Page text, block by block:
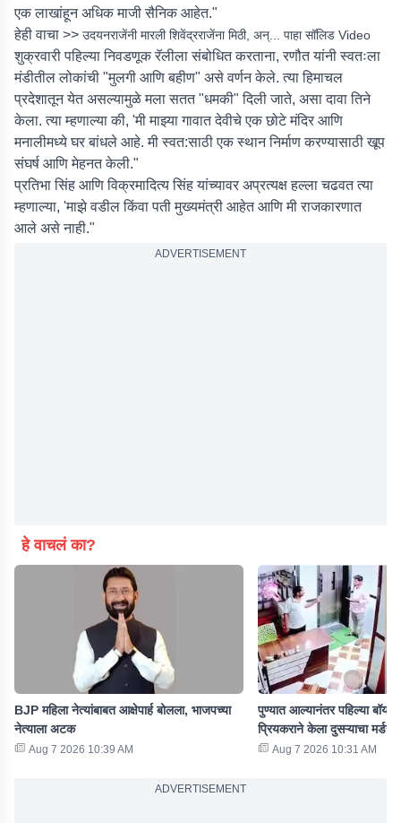
एक लाखांहून अधिक माजी सैनिक आहेत."
हेही वाचा >> उदयनराजेंनी मारली शिवेंद्रराजेंना मिठी, अन्... पाहा सॉलिड Video
शुक्रवारी पहिल्या निवडणूक रॅलीला संबोधित करताना, रणौत यांनी स्वतःला
मंडीतील लोकांची "मुलगी आणि बहीण" असे वर्णन केले. त्या हिमाचल
प्रदेशातून येत असल्यामुळे मला सतत "धमकी" दिली जाते, असा दावा तिने
केला. त्या म्हणाल्या की, 'मी माझ्या गावात देवीचे एक छोटे मंदिर आणि
मनालीमध्ये घर बांधले आहे. मी स्वत:साठी एक स्थान निर्माण करण्यासाठी खूप
संघर्ष आणि मेहनत केली."
प्रतिभा सिंह आणि विक्रमादित्य सिंह यांच्यावर अप्रत्यक्ष हल्ला चढवत त्या
म्हणाल्या, 'माझे वडील किंवा पती मुख्यमंत्री आहेत आणि मी राजकारणात
आले असे नाही."
ADVERTISEMENT
हे वाचलं का?
BJP महिला नेत्यांबाबत आक्षेपार्ह बोलला, भाजपच्या
नेत्याला अटक
Aug 7 2026 10:39 AM
पुण्यात आल्यानंतर पहिल्या
प्रियकराने केला दुसऱ्याचा मर्डर
Aug 7 2026 10:31 AM
ADVERTISEMENT